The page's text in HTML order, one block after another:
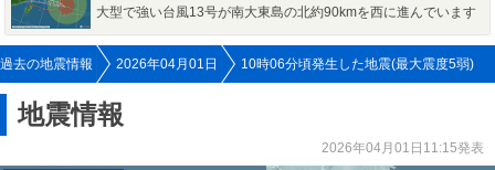
大型で強い台風13号が南大東島の北約90kmを西に進んでいます
過去の地震情報 2026年04月01日 10時06分頃発生した地震(最大震度5弱)
地震情報
2026年04月01日11:15発表